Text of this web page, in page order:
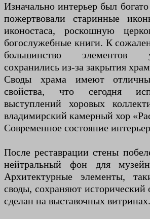
Изначально интерьер был
пожертвовали старинные
иконостаса, роскошную
богослужебные книги. К
большинство элементов
сохранились из-за закрытия
Своды храма имеют
свойства, что сегодня
выступлений хоровых
владимирский камерный хор
Современное состояние
После реставрации стены
нейтральный фон для
Архитектурные элементы,
своды, сохраняют исторический
сделан на выставочных витринах.